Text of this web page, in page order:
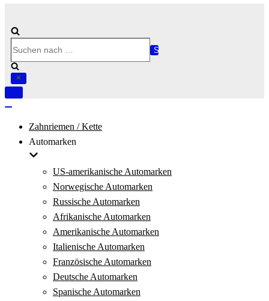
nach …
Navigation
Zahnriemen / Kette
Automarken
US-amerikanische Automarken
Norwegische Automarken
Russische Automarken
Afrikanische Automarken
Amerikanische Automarken
Italienische Automarken
Französische Automarken
Deutsche Automarken
Spanische Automarken